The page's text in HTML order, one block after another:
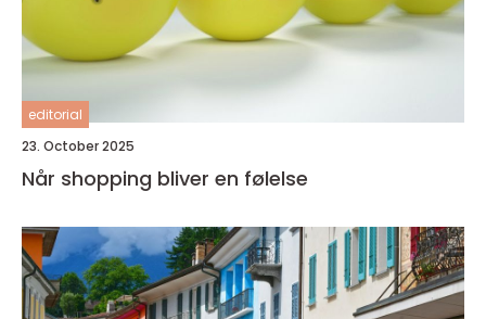
editorial
23. October 2025
Når shopping bliver en følelse